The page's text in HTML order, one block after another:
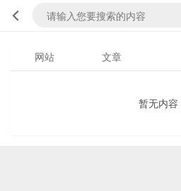
网站 文章
暂无内容